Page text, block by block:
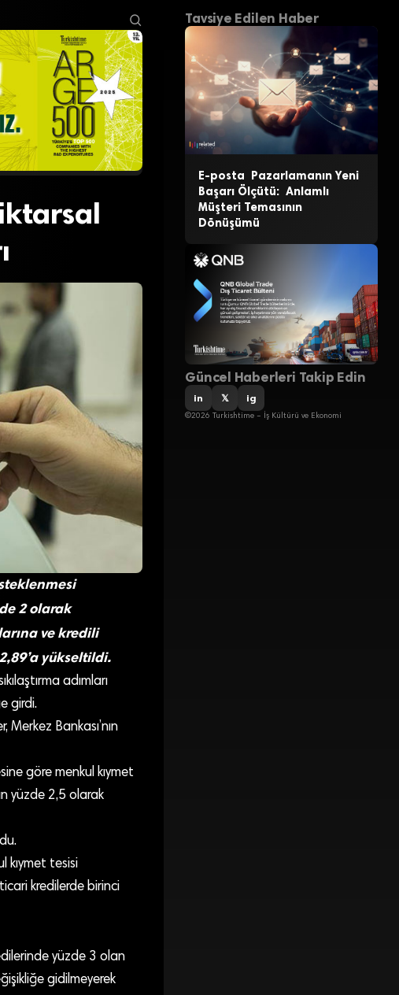
2 olarak
ve kredili
yükseltildi.
adımları
girdi.
Bankası’nın
göre menkul kıymet
yüzde 2,5 olarak
kıymet tesisi
kredilerde birinci
yüzde 3 olan
gidilmeyerek
Tavsiye Edilen Haber
E-posta Pazarlamanın Yeni
Başarı Ölçütü: Anlamlı
Müşteri Temasının
Dönüşümü
Güncel Haberleri Takip Edin
in 𝕏 ig
©2026 Turkishtime – İş Kültürü ve Ekonomi